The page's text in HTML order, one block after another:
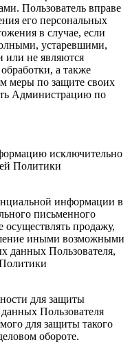
Пользователь вправе
его персональных
в случае, если
устаревшими,
или не являются
а также
меры по защите своих
Администрацию по
исключительно
Политики
информации в
письменного
осуществлять продажу,
иными возможными
данных Пользователя,
для защиты
Пользователя
для защиты такого
обороте.